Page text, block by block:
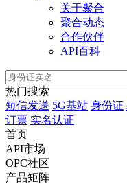
关于聚合
聚合动态
合作伙伴
API百科
热门搜索
短信发送 5G基站 身份证
订票 实名认证
首页
API市场
OPC社区
产品矩阵